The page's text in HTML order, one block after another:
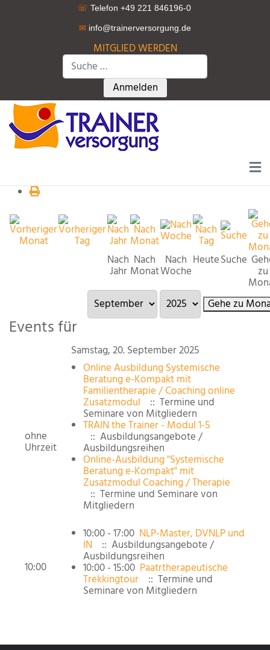
☏ Telefon +49 221 846196-0
✉ info@trainerversorgung.de
MITGLIED WERDEN
Suchen
Type 2 or more characters for
Anmelden
Nach
Jahr
Nach
Monat
Nach
Woche
HeuteSuche
zu
Gehe zu
Events für
Samstag, 20. September 2025
ohne
Uhrzeit
Online Ausbildung Systemische
Beratung e-Kompakt mit
Familientherapie / Coaching online
Zusatzmodul :: Termine und
Seminare von Mitgliedern
TRAIN the Trainer - Modul 1-5
:: Ausbildungsangebote /
Ausbildungsreihen
Online-Ausbildung "Systemische
Beratung e-Kompakt" mit
Zusatzmodul Coaching / Therapie
:: Termine und Seminare von
Mitgliedern
10:00
10:00 - 17:00 NLP-Master, DVNLP und
IN :: Ausbildungsangebote /
Ausbildungsreihen
10:00 - 15:00 Paatrtherapeutische
Trekkingtour :: Termine und
Seminare von Mitgliedern